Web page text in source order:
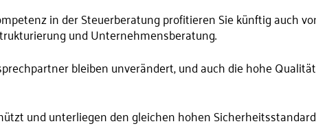
in der Steuerberatung profitieren Sie künftig auch
und Unternehmensberatung.
bleiben unverändert, und auch die hohe
und unterliegen den gleichen hohen